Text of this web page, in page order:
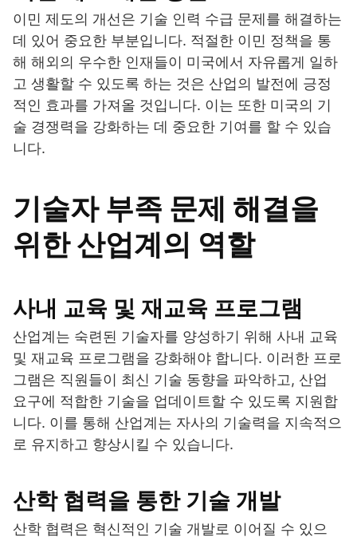
이민 제도의 개선은 기술 인력 수급 문제를 해결하는
데 있어 중요한 부분입니다. 적절한 이민 정책을 통
해 해외의 우수한 인재들이 미국에서 자유롭게 일하
고 생활할 수 있도록 하는 것은 산업의 발전에 긍정
적인 효과를 가져올 것입니다. 이는 또한 미국의 기
술 경쟁력을 강화하는 데 중요한 기여를 할 수 있습
니다.
기술자 부족 문제 해결을
위한 산업계의 역할
사내 교육 및 재교육 프로그램
산업계는 숙련된 기술자를 양성하기 위해 사내 교육
및 재교육 프로그램을 강화해야 합니다. 이러한 프로
그램은 직원들이 최신 기술 동향을 파악하고, 산업
요구에 적합한 기술을 업데이트할 수 있도록 지원합
니다. 이를 통해 산업계는 자사의 기술력을 지속적으
로 유지하고 향상시킬 수 있습니다.
산학 협력을 통한 기술 개발
산학 협력은 혁신적인 기술 개발로 이어질 수 있으